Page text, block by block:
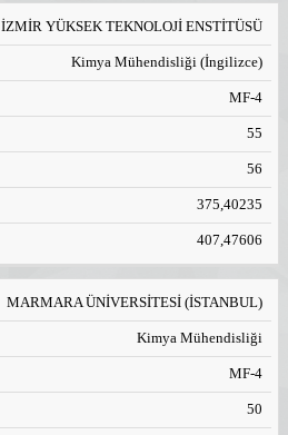
İZMİR YÜKSEK TEKNOLOJİ ENSTİTÜSÜ
Kimya Mühendisliği (İngilizce)
MF-4
55
56
375,40235
407,47606
MARMARA ÜNİVERSİTESİ (İSTANBUL)
Kimya Mühendisliği
MF-4
50